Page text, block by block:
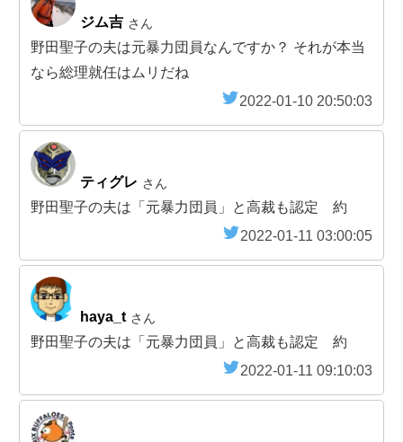
ジム吉 さん
野田聖子の夫は元暴力団員なんですか？ それが本当
なら総理就任はムリだね
2022-01-10 20:50:03
ティグレ さん
野田聖子の夫は「元暴力団員」と高裁も認定 約
2022-01-11 03:00:05
haya_t さん
野田聖子の夫は「元暴力団員」と高裁も認定 約
2022-01-11 09:10:03